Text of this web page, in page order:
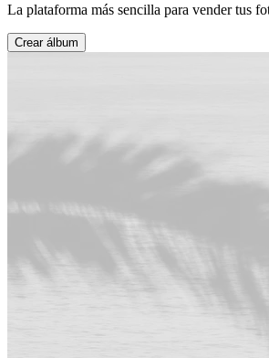
La plataforma más sencilla para vender tus
Crear álbum